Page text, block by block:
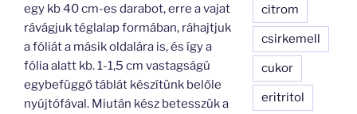
egy kb 40 cm-es darabot, erre a vajat
rávágjuk téglalap formában, ráhajtjuk
a fóliát a másik oldalára is, és így a
fólia alatt kb. 1-1,5 cm vastagságú
egybefüggő táblát készítünk belőle
nyújtófával. Miután kész betesszük a
citrom
csirkemell
cukor
eritritol